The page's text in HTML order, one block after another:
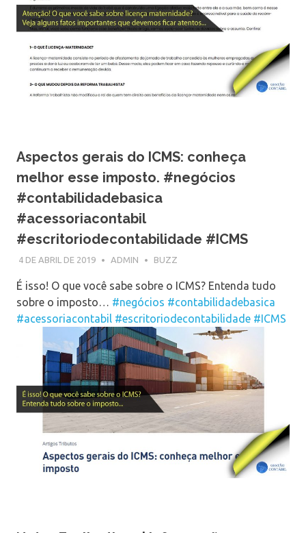
Aspectos gerais do ICMS: conheça
melhor esse imposto. #negócios
#contabilidadebasica
#acessoriacontabil
#escritoriodecontabilidade #ICMS
4 DE ABRIL DE 2019 ADMIN BUZZ
É isso! O que você sabe sobre o ICMS? Entenda tudo
sobre o imposto… #negócios #contabilidadebasica
#acessoriacontabil #escritoriodecontabilidade #ICMS